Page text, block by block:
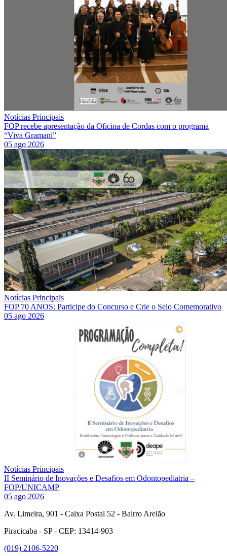
Notícias Principais
FOP recebe apresentação da Oficina de Cordas com o programa
“Viva Gramani”
05 ago 2026
Notícias Principais
FOP 70 ANOS: Participe do Concurso e Crie o Selo Comemorativo
05 ago 2026
Notícias Principais
II Seminário de Inovações e Desafios em Odontopediatria –
FOP/UNICAMP
05 ago 2026
Av. Limeira, 901 - Caixa Postal 52 - Bairro Areião
Piracicaba - SP - CEP: 13414-903
(019) 2106-5220